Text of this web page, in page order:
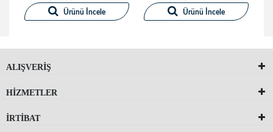
Ürünü İncele Ürünü İncele
ALIŞVERİŞ
HİZMETLER
İRTİBAT